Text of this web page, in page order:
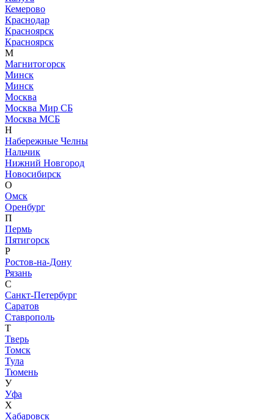
Кемерово
Краснодар
Красноярск
Красноярск
М
Магнитогорск
Минск
Минск
Москва
Москва Мир СБ
Москва МСБ
Н
Набережные Челны
Нальчик
Нижний Новгород
Новосибирск
О
Омск
Оренбург
П
Пермь
Пятигорск
Р
Ростов-на-Дону
Рязань
С
Санкт-Петербург
Саратов
Ставрополь
Т
Тверь
Томск
Тула
Тюмень
У
Уфа
Х
Хабаровск